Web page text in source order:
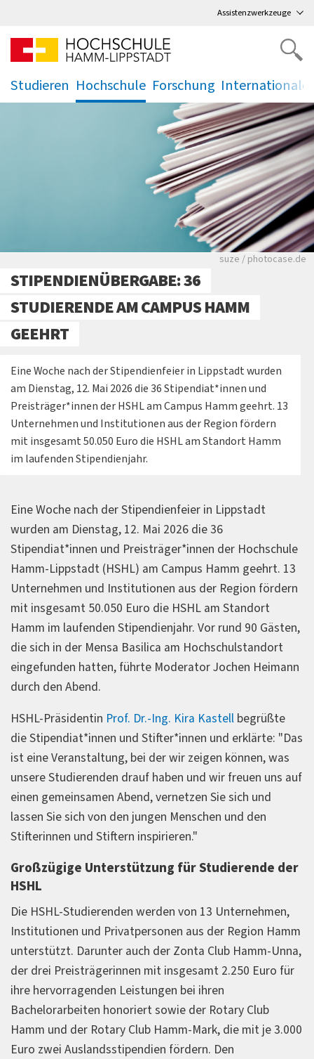
Assistenzwerkzeuge
Studieren
.
Hochschule
.
Forschung
. .
Viele Zeitungen.
suze / photocase.de
STIPENDIENÜBERGABE: 36
STUDIERENDE AM CAMPUS HAMM
GEEHRT
Eine Woche nach der Stipendienfeier in Lippstadt wurden
am Dienstag, 12. Mai 2026 die 36 Stipendiat*innen und
Preisträger*innen der HSHL am Campus Hamm geehrt. 13
Unternehmen und Institutionen aus der Region fördern
mit insgesamt 50.050 Euro die HSHL am Standort Hamm
im laufenden Stipendienjahr.
Eine Woche nach der Stipendienfeier in Lippstadt
wurden am Dienstag, 12. Mai 2026 die 36
Stipendiat*innen und Preisträger*innen der Hochschule
Hamm-Lippstadt (HSHL) am Campus Hamm geehrt. 13
Unternehmen und Institutionen aus der Region fördern
mit insgesamt 50.050 Euro die HSHL am Standort
Hamm im laufenden Stipendienjahr. Vor rund 90 Gästen,
die sich in der Mensa Basilica am Hochschulstandort
eingefunden hatten, führte Moderator Jochen Heimann
durch den Abend.
HSHL-Präsidentin Prof. Dr.-Ing. Kira Kastell begrüßte
die Stipendiat*innen und Stifter*innen und erklärte: "Das
ist eine Veranstaltung, bei der wir zeigen können, was
unsere Studierenden drauf haben und wir freuen uns auf
einen gemeinsamen Abend, vernetzen Sie sich und
lassen Sie sich von den jungen Menschen und den
Stifterinnen und Stiftern inspirieren."
Großzügige Unterstützung für Studierende der
HSHL
Die HSHL-Studierenden werden von 13 Unternehmen,
Institutionen und Privatpersonen aus der Region Hamm
unterstützt. Darunter auch der Zonta Club Hamm-Unna,
der drei Preisträgerinnen mit insgesamt 2.250 Euro für
ihre hervorragenden Leistungen bei ihren
Bachelorarbeiten honoriert sowie der Rotary Club
Hamm und der Rotary Club Hamm-Mark, die mit je 3.000
Euro zwei Auslandsstipendien fördern. Den